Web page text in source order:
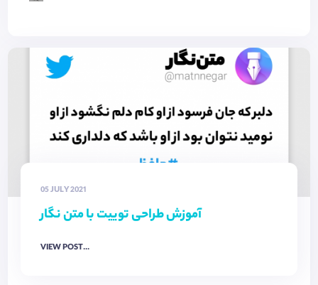
05 JULY 2021
آموزش طراحی توییت با متن نگار
VIEW POST...